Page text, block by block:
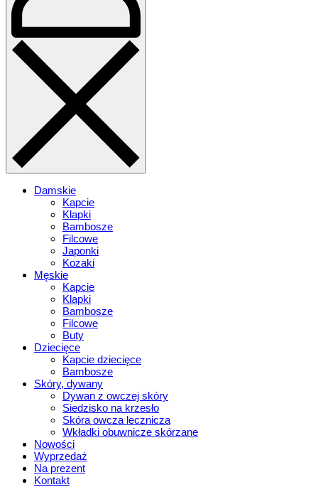
Damskie
Kapcie
Klapki
Bambosze
Filcowe
Japonki
Kozaki
Męskie
Kapcie
Klapki
Bambosze
Filcowe
Buty
Dziecięce
Kapcie dziecięce
Bambosze
Skóry, dywany
Dywan z owczej skóry
Siedzisko na krzesło
Skóra owcza lecznicza
Wkładki obuwnicze skórzane
Nowości
Wyprzedaż
Na prezent
Kontakt